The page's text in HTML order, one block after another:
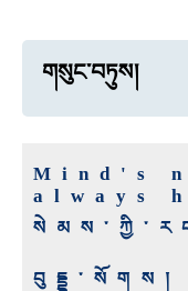
གསུང་བཏུས།
Mind's
always
བུདྡྷ་སོགས།